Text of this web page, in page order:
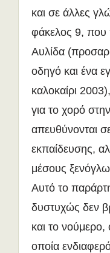
και σε άλλες
φάκελος 9, που
Αυλίδα
οδηγό και ένα
καλοκαίρι
για το χορό
απευθύνονται
εκπαίδευσης,
μέσους
Αυτό το
δυστυχώς δεν
και το νούμερο,
οποία